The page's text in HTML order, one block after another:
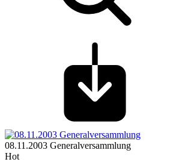
08.11.2003 Generalversammlung
Hot